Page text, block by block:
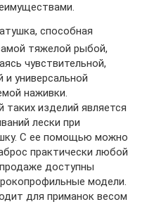
способная
тяжелой рыбой,
чувствительной,
универсальной
наживки.
таких изделий является
лески при
С ее помощью можно
практически любой
доступны
модели.
для приманок весом